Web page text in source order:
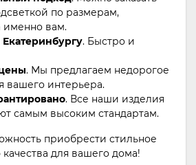
по размерам,
вам.
. Быстро и
. Мы предлагаем недорогое
вашего интерьера.
. Все наши изделия
самым высоким стандартам.
приобрести стильное
для вашего дома!